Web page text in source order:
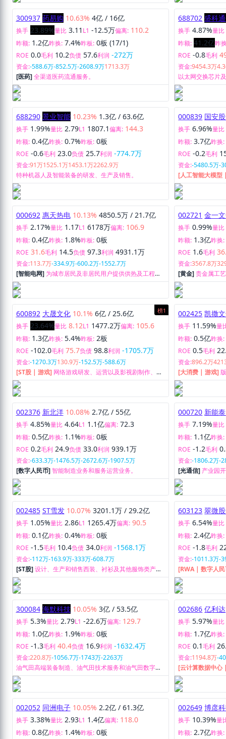
300937 药易购 10.63% 4亿 / 16亿
换手 23.89%量比 3.11 L1 -12.5万偏离: 110.2
昨额: 1.2亿昨换: 7.4%昨板: 0板 (17/1)
ROE 0.0毛利 10.2负债 57.6利润 -272万
资金:-588.6万-852.5万-2608.9万1713.3万
[医药]全渠道医药流通服务。
688702 盛科
换手 4.87%量比
昨额: 41.2亿昨
ROE -0.8毛利
资金:9454.3万
以太网交换芯片
688290 景业智能 10.23% 1.3亿 / 63.6亿
换手 1.99%量比 2.79L1 1807.1偏离: 144.3
昨额: 0.4亿昨换: 0.7%昨板: 0板
ROE -0.6毛利 23.0负债 25.7利润 -774.7万
资金:91万1525.1万1453.1万2262.9万
特种机器人及智能装备的研发、生产及销售。
000839 国安
换手 6.96%量比
昨额: 3.7亿昨换:
ROE -0.2毛利
资金:-5480.5万-
[人工智能大模
电视网络业务、
000692 惠天热电 10.13% 4850.5万 / 21.7亿
换手 2.17%量比 1.17L1 6178万偏离: 106.9
昨额: 0.4亿昨换: 1.8%昨板: 0板
ROE 31.6毛利 14.5负债 97.3利润 4931.1万
资金:113.7万-334.9万-600.2万-1552.7万
[智能电网] 为城市居民及非居民用户提供供热及工程服
务。
002721 金一
换手 0.99%量比
昨额: 1.3亿昨换:
ROE 1.6毛利
资金:3567.8万
[黄金]贵金属工
加工及销售。
榜1
600892 大晟文化 10.1% 6亿 / 25.6亿
换手 23.64%量比 8.12L1 1477.2万偏离: 105.6
昨额: 1.3亿昨换: 5.4%昨板: 2板
ROE -102.0毛利 75.7负债 98.8利润 -1705.7万
资金:-1270.3万130.9万-152.5万-588.6万
[ST股 | 游戏] 网络游戏研发、运营以及影视剧制作、发
行业务。
002425 凯撒
换手 11.59%量
昨额: 0.5亿昨换:
ROE 0.5毛利
资金:896.2万
[大消费 | 游戏]
务。
002376 新北洋 10.08% 2.7亿 / 55亿
换手 4.85%量比 4.64L1 1.1亿偏离: 72.3
昨额: 0.5亿昨换: 1.1%昨板: 0板
ROE 0.2毛利 24.9负债 33.0利润 939.1万
资金:-633.3万-1476.5万-2672.6万-1907.5万
[数字人民币]智能制造业务和服务运营业务。
000720 新能
换手 7.19%量比
昨额: 1.1亿昨换:
ROE -1.2毛利
资金:-1806.2万-
[光通信] 产业园
002485 ST雪发 10.07% 3201.1万 / 29.2亿
换手 1.05%量比 2.86L1 1265.4万偏离: 90.5
昨额: 0.1亿昨换: 0.4%昨板: 0板
ROE -1.5毛利 10.4负债 34.0利润 -1568.1万
资金:-112万-163.9万-333万-608.7万
[ST股]设计、生产和销售西装、衬衫及其他服饰类产
品、文化旅游业务、供应链管理业务。
603123 翠微
换手 6.54%量比
昨额: 2.4亿昨换:
ROE -1.8毛利
资金:-1011.3万-
[RWA | 数字人
务。
300084 海默科技 10.05% 3亿 / 53.5亿
换手 5.3%量比 2.79L1 -22.6万偏离: 129.7
昨额: 1.0亿昨换: 1.9%昨板: 0板
ROE -1.3毛利 40.4负债 16.9利润 -1632.4万
资金:220.8万-1056.7万-1743万-2263万
油气田高端装备制造、油气田技术服务和油气田数字化
业务。
002686 亿利达
换手 5.97%量比
昨额: 1.7亿昨换:
ROE 0.1毛利
资金:1194.8万-
[云计算数据中
机及中央空调其
002052 同洲电子 10.05% 2.2亿 / 61.3亿
换手 3.38%量比 2.93L1 1.4亿偏离: 118.0
昨额: 0.8亿昨换: 1.4%昨板: 0板
002649 博彦
换手 10.39%量
昨额: 2.7亿昨换: